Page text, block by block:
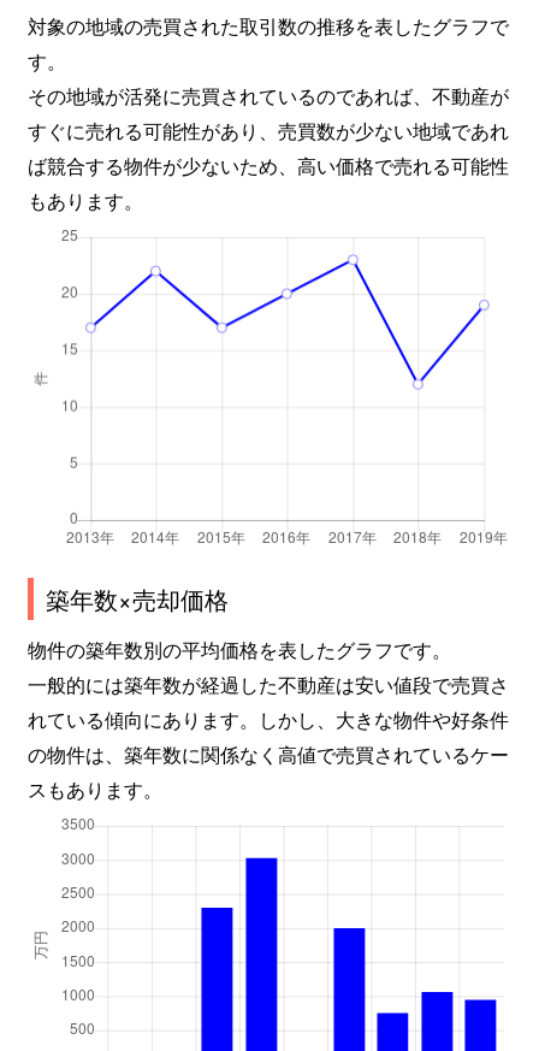
対象の地域の売買された取引数の推移を表したグラフで
す。
その地域が活発に売買されているのであれば、不動産が
すぐに売れる可能性があり、売買数が少ない地域であれ
ば競合する物件が少ないため、高い価格で売れる可能性
もあります。
築年数×売却価格
物件の築年数別の平均価格を表したグラフです。
一般的には築年数が経過した不動産は安い値段で売買さ
れている傾向にあります。しかし、大きな物件や好条件
の物件は、築年数に関係なく高値で売買されているケー
スもあります。